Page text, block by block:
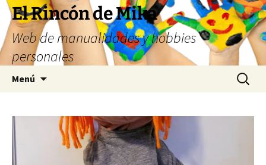
Saltar
contenido
El Rincón de Mika
Web de manualidades y hobbies
personales
Menú Buscar: